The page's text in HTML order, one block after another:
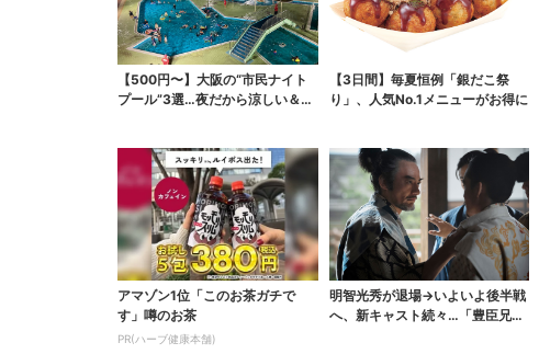
【500円〜】大阪の“市民ナイト
プール”3選…夜だから涼しい＆コ
【3日間】毎夏恒例「銀だこ祭
り」、人気No.1メニューがお得に
アマゾン1位「このお茶ガチで
す」噂のお茶
PR(ハーブ健康本舗)
明智光秀が退場→いよいよ後半戦
へ、新キャスト続々…「豊臣兄